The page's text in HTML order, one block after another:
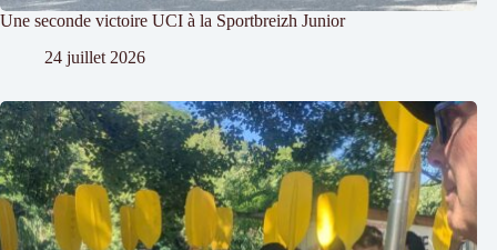
Une seconde victoire UCI à la Sportbreizh Junior
24 juillet 2026